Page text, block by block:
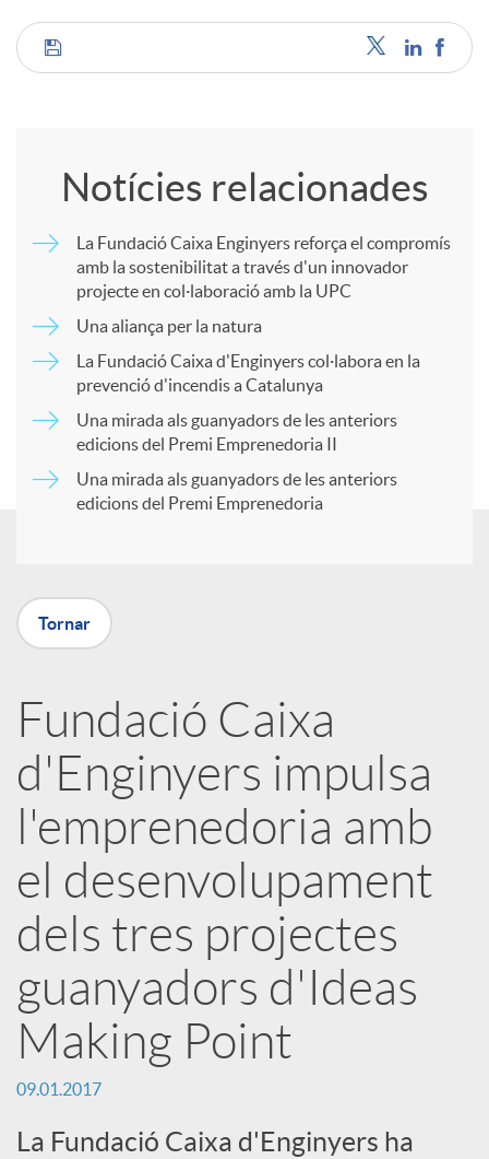
o
g
s
C
m
a
r
t
r
a
X
a
r
x
e
s
Notícies relacionades
La Fundació Caixa Enginyers reforça el compromís
amb la sostenibilitat a través d'un innovador
projecte en col·laboració amb la UPC
Una aliança per la natura
La Fundació Caixa d'Enginyers col·labora en la
prevenció d'incendis a Catalunya
Una mirada als guanyadors de les anteriors
edicions del Premi Emprenedoria II
Una mirada als guanyadors de les anteriors
edicions del Premi Emprenedoria
Tornar
Fundació Caixa
d'Enginyers impulsa
l'emprenedoria amb
el desenvolupament
dels tres projectes
guanyadors d'Ideas
Making Point
09.01.2017
La Fundació Caixa d'Enginyers ha